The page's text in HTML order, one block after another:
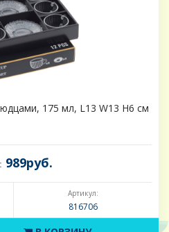
175 мл, L13 W13 H6 см
989руб.
Артикул:
816706